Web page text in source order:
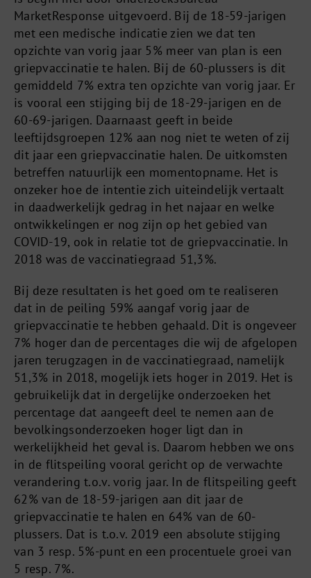
MarketResponse uitgevoerd. Bij de 18-59-jarigen
met een medische indicatie zien we dat ten
opzichte van vorig jaar 5% meer van plan is een
griepvaccinatie te halen. Bij de 60-plussers is dit
gemiddeld 7% extra ten opzichte van vorig jaar. Er
is vooral een stijging bij de 18-29-jarigen en de
60-69-jarigen. Daarnaast geeft in beide
leeftijdsgroepen 12% aan nog niet te weten of zij
dit jaar een griepvaccinatie halen. De uitkomsten
betreffen natuurlijk een momentopname. Het is
onzeker hoe de intentie zich uiteindelijk vertaalt
in daadwerkelijk gedrag in het najaar en welke
ontwikkelingen er nog zijn op het gebied van
COVID-19, ook in relatie tot de griepvaccinatie. In
2018 was de vaccinatiegraad 51,3%.
Bij deze resultaten is het goed om te realiseren
dat in de peiling 59% aangaf vorig jaar de
griepvaccinatie te hebben gehaald. Dit is ongeveer
7% hoger dan de percentages die wij de afgelopen
jaren terugzagen in de vaccinatiegraad, namelijk
51,3% in 2018, mogelijk iets hoger in 2019. Het is
gebruikelijk dat in dergelijke onderzoeken het
percentage dat aangeeft deel te nemen aan de
bevolkingsonderzoeken hoger ligt dan in
werkelijkheid het geval is. Daarom hebben we ons
in de flitspeiling vooral gericht op de verwachte
verandering t.o.v. vorig jaar. In de flitspeiling geeft
62% van de 18-59-jarigen aan dit jaar de
griepvaccinatie te halen en 64% van de 60-
plussers. Dat is t.o.v. 2019 een absolute stijging
van 3 resp. 5%-punt en een procentuele groei van
5 resp. 7%.